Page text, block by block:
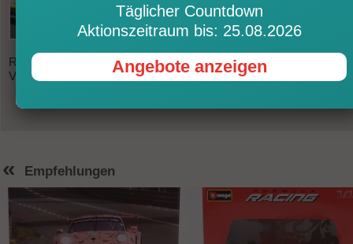
Ganz gleich ob DTM, dem 24-Stunden-Rennen
dem Nürburgring oder den 24 Stunden von
Racing Team – HRT und Winward Racing gab es kaum ein
Vorbeikommen.
« Empfehlungen
Täglicher Countdown
Aktionszeitraum bis: 25.08.2026
Angebote anzeigen